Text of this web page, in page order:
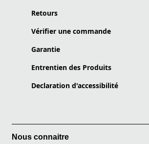
Retours
Vérifier une commande
Garantie
Entrentien des Produits
Declaration d'accessibilité
Nous connaitre